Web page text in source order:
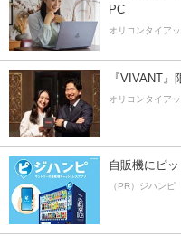
PC
オリコンタイア
『VIVANT
オリコンタイア
自販機にピ
（PR）ジハンピ